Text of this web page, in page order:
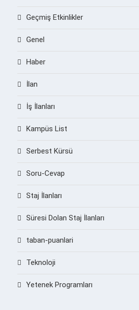
Geçmiş Etkinlikler
Genel
Haber
İlan
İş İlanları
Kampüs List
Serbest Kürsü
Soru-Cevap
Staj İlanları
Süresi Dolan Staj İlanları
taban-puanlari
Teknoloji
Yetenek Programları